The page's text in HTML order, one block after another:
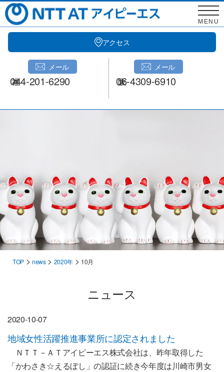
Skip
to
content
アクセス
メール
044-201-6290
メール
06-4309-6910
MENU
TOP > news> 2020年> 10月
ニュース
2020-10-07
地域女性活躍推進事業所に認定されました
ＮＴＴ－ＡＴアイピーエス株式会社は、昨年取得した
「かわさき☆えるぼし」の認証に続き今年度は川崎市男女